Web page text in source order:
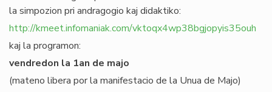
la simpozion pri andragogio kaj didaktiko:
http://kmeet.infomaniak.com/vktoqx4wp38bgjopyis35ouh
kaj la programon:
vendredon la 1an de majo
(mateno libera por la manifestacio de la Unua de Majo)